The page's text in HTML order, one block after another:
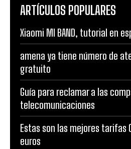
ARTÍCULOS POPULARES
Xiaomi MI BAND, tutorial en
amena ya tiene número de
gratuito
Guía para reclamar a las
telecomunicaciones
Estas son las mejores tarifas
euros